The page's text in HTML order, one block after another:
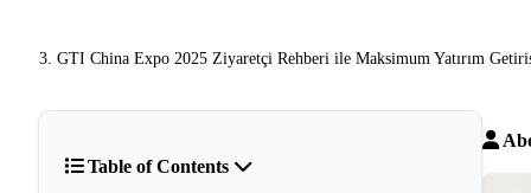
GTI China Expo 2025 Ziyaretçi Rehberi ile Maksimum Yatırım
Table of Contents